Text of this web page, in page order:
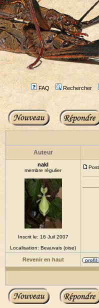
FAQ Rechercher
Auteur
nakl
membre régulier
Inscrit le: 16 Juil 2007
Localisation: Beauvais (oise)
Revenir en haut